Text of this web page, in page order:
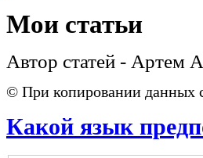
Мои статьи
Автор статей - Артем
© При копировании данных
Какой язык